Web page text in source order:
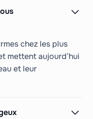
chez les plus
mettent aujourd’hui
et leur